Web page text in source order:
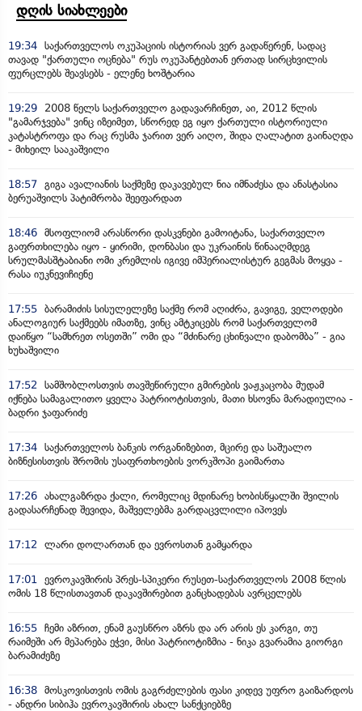
დღის სიახლეები
19:34 საქართველოს ოკუპაციის ისტორიას ვერ გადაწერენ, სადაც
თავად "ქართული ოცნება" რუს ოკუპანტებთან ერთად სირცხვილის
ფურცლებს შეავსებს - ელენე ხოშტარია
19:29
2008 წელს საქართველო გადავარჩინეთ, აი, 2012 წლის
"გამარჯვება" ვინც იზეიმეთ, სწორედ ეგ იყო ქართული ისტორიული
კატასტროფა და რაც რუსმა ჯარით ვერ აიღო, შიდა ღალატით გაინაღდა
- მიხეილ სააკაშვილი
18:57 გიგა ავალიანის საქმეზე დაკავებულ ნია იმნაძესა და ანასტასია
ბერუაშვილს პატიმრობა შეეფარდათ
18:46 მსოფლიომ არასწორი დასკვნები გამოიტანა, საქართველო
გაფრთხილება იყო - ყირიმი, დონბასი და უკრაინის წინააღმდეგ
სრულმასშტაბიანი ომი კრემლის იგივე იმპერიალისტურ გეგმას მოყვა -
რასა იუკნევიჩიენე
17:55 ბარამიძის სისულელეზე საქმე რომ აღიძრა, გავიგე, ველოდები
ანალოგიურ საქმეებს იმათზე, ვინც ამტკიცებს რომ საქართველომ
დაიწყო “სამხრეთ ოსეთში” ომი და “მძინარე ცხინვალი დაბომბა” - გია
ხუხაშვილი
17:52
სამშობლოსთვის თავშეწირული გმირების ვაჟკაცობა მუდამ
იქნება სამაგალითო ყველა პატრიოტისთვის, მათი ხსოვნა მარადიულია -
ბადრი ჯაფარიძე
17:34 საქართველოს ბანკის ორგანიზებით, მცირე და საშუალო
ბიზნესისთვის შრომის უსაფრთხოების ვორკშოპი გაიმართა
17:26 ახალგაზრდა ქალი, რომელიც მდინარე ხობისწყალში შვილის
გადასარჩენად შევიდა, მაშველებმა გარდაცვლილი იპოვეს
17:12 ლარი დოლართან და ევროსთან გამყარდა
17:01
ევროკავშირის პრეს-სპიკერი რუსეთ-საქართველოს 2008 წლის
ომის 18 წლისთავთან დაკავშირებით განცხადებას ავრცელებს
16:55 ჩემი აზრით, ენამ გაუსწრო აზრს და არ არის ეს კარგი, თუ
რაიმეში არ მეპარება ეჭვი, მისი პატრიოტიზმია - ნიკა გვარამია გიორგი
ბარამიძეზე
16:38 მოსკოვისთვის ომის გაგრძელების ფასი კიდევ უფრო გაიზარდოს
- ანდრი სიბიჰა ევროკავშირის ახალ სანქციებზე